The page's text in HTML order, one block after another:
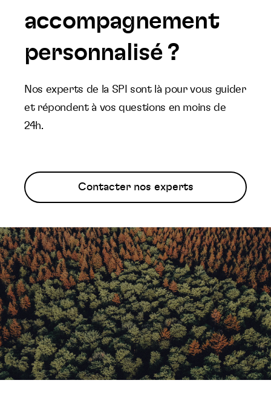
accompagnement
personnalisé ?
Nos experts de la SPI sont là pour vous guider
et répondent à vos questions en moins de
24h.
Contacter nos experts